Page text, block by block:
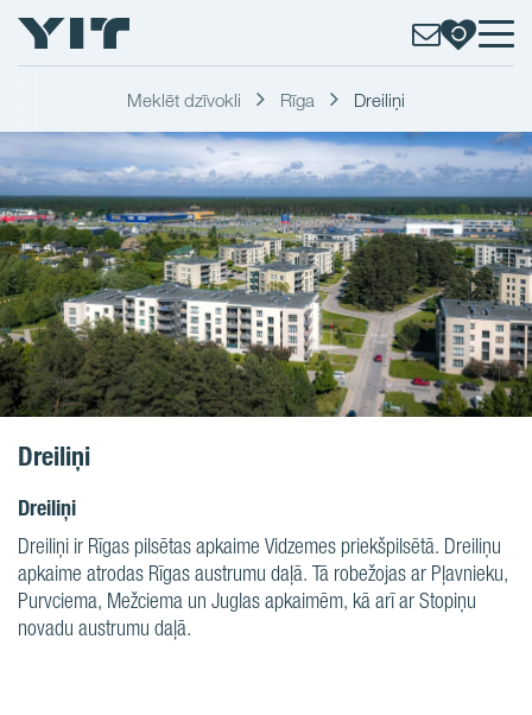
Meklēt dzīvokli Rīga Dreiliņi
Dreiliņi
Dreiliņi
Dreiliņi ir Rīgas pilsētas apkaime Vidzemes priekšpilsētā. Dreiliņu
apkaime atrodas Rīgas austrumu daļā. Tā robežojas ar Pļavnieku,
Purvciema, Mežciema un Juglas apkaimēm, kā arī ar Stopiņu
novadu austrumu daļā.